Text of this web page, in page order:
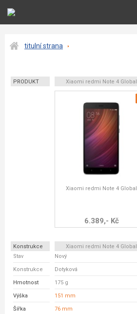
titulní strana
PRODUKT Xiaomi redmi Note 4 Global
Xiaomi redmi Note 4 Global
6.389,- Kč
Konstrukce Xiaomi redmi Note 4 Global
Stav
Nový
Konstrukce Dotyková
Hmotnost 175 g
Výška 151 mm
Šířka 76 mm